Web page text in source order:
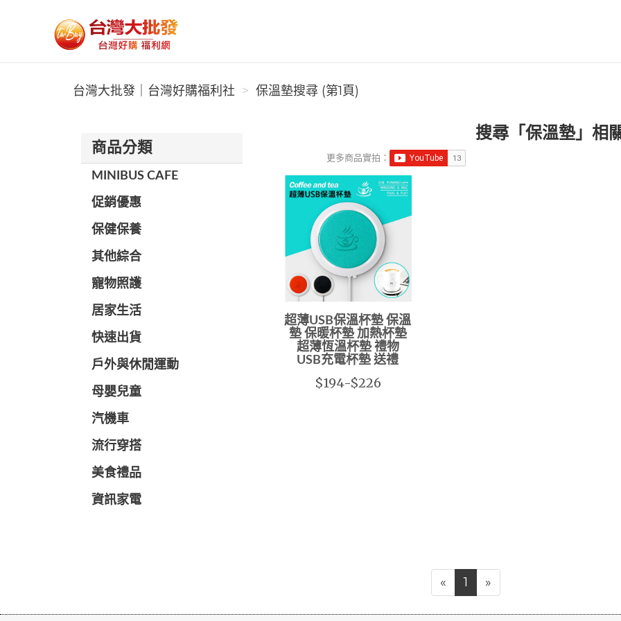
台灣大批發｜台灣好購福利社
台灣大批發｜台灣好購福利社 保溫墊搜尋 (第1頁)
商品分類
MINIBUS CAFE
促銷優惠
保健保養
其他綜合
寵物照護
居家生活
快速出貨
戶外與休閒運動
母嬰兒童
汽機車
流行穿搭
美食禮品
資訊家電
搜尋「保溫墊」相
更多商品實拍：
超薄USB保溫杯墊 保溫
墊 保暖杯墊 加熱杯墊
超薄恆溫杯墊 禮物
USB充電杯墊 送禮
$194-$226
« 1 »